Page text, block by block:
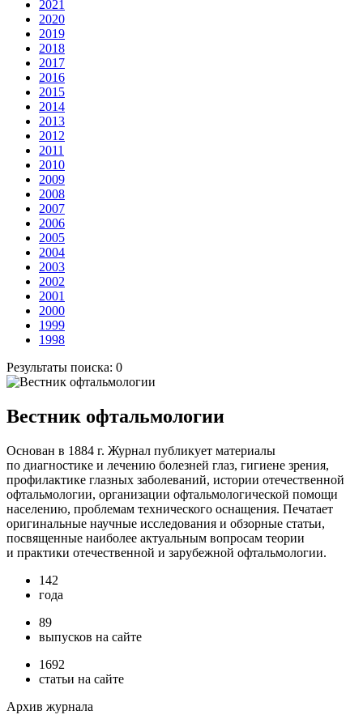
2021
2020
2019
2018
2017
2016
2015
2014
2013
2012
2011
2010
2009
2008
2007
2006
2005
2004
2003
2002
2001
2000
1999
1998
Результаты поиска: 0
Вестник офтальмологии
Основан в 1884 г. Журнал публикует материалы
по диагностике и лечению болезней глаз, гигиене зрения,
профилактике глазных заболеваний, истории отечественной
офтальмологии, организации офтальмологической помощи
населению, проблемам технического оснащения. Печатает
оригинальные научные исследования и обзорные статьи,
посвященные наиболее актуальным вопросам теории
и практики отечественной и зарубежной офтальмологии.
142
года
89
выпусков на сайте
1692
статьи на сайте
Архив журнала